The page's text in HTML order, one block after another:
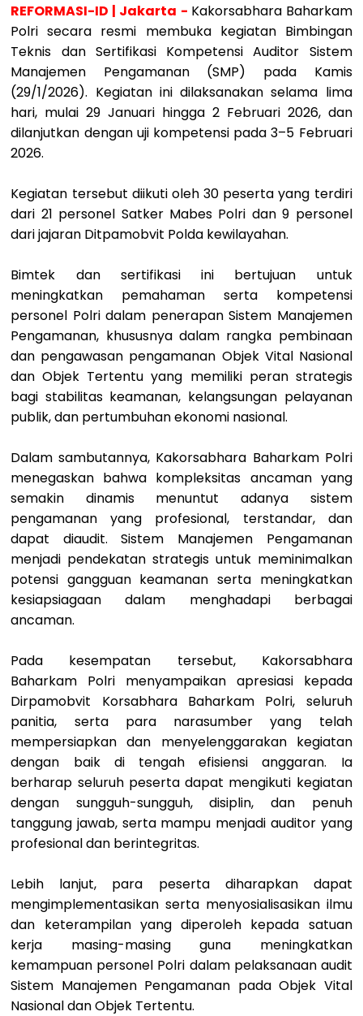
REFORMASI-ID | Jakarta - Kakorsabhara Baharkam
Polri secara resmi membuka kegiatan Bimbingan
Teknis dan Sertifikasi Kompetensi Auditor Sistem
Manajemen Pengamanan (SMP) pada Kamis
(29/1/2026). Kegiatan ini dilaksanakan selama lima
hari, mulai 29 Januari hingga 2 Februari 2026, dan
dilanjutkan dengan uji kompetensi pada 3–5 Februari
2026.
Kegiatan tersebut diikuti oleh 30 peserta yang terdiri
dari 21 personel Satker Mabes Polri dan 9 personel
dari jajaran Ditpamobvit Polda kewilayahan.
Bimtek dan sertifikasi ini bertujuan untuk
meningkatkan pemahaman serta kompetensi
personel Polri dalam penerapan Sistem Manajemen
Pengamanan, khususnya dalam rangka pembinaan
dan pengawasan pengamanan Objek Vital Nasional
dan Objek Tertentu yang memiliki peran strategis
bagi stabilitas keamanan, kelangsungan pelayanan
publik, dan pertumbuhan ekonomi nasional.
Dalam sambutannya, Kakorsabhara Baharkam Polri
menegaskan bahwa kompleksitas ancaman yang
semakin dinamis menuntut adanya sistem
pengamanan yang profesional, terstandar, dan
dapat diaudit. Sistem Manajemen Pengamanan
menjadi pendekatan strategis untuk meminimalkan
potensi gangguan keamanan serta meningkatkan
kesiapsiagaan dalam menghadapi berbagai
ancaman.
Pada kesempatan tersebut, Kakorsabhara
Baharkam Polri menyampaikan apresiasi kepada
Dirpamobvit Korsabhara Baharkam Polri, seluruh
panitia, serta para narasumber yang telah
mempersiapkan dan menyelenggarakan kegiatan
dengan baik di tengah efisiensi anggaran. Ia
berharap seluruh peserta dapat mengikuti kegiatan
dengan sungguh-sungguh, disiplin, dan penuh
tanggung jawab, serta mampu menjadi auditor yang
profesional dan berintegritas.
Lebih lanjut, para peserta diharapkan dapat
mengimplementasikan serta menyosialisasikan ilmu
dan keterampilan yang diperoleh kepada satuan
kerja masing-masing guna meningkatkan
kemampuan personel Polri dalam pelaksanaan audit
Sistem Manajemen Pengamanan pada Objek Vital
Nasional dan Objek Tertentu.